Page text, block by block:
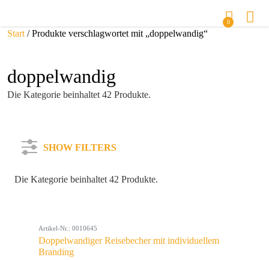
0
Start / Produkte verschlagwortet mit „doppelwandig“
doppelwandig
Die Kategorie beinhaltet 42 Produkte.
SHOW FILTERS
Farbe
Die Kategorie beinhaltet 42 Produkte.
Artikel-Nr.: 0010645
Doppelwandiger Reisebecher mit individuellem
Branding